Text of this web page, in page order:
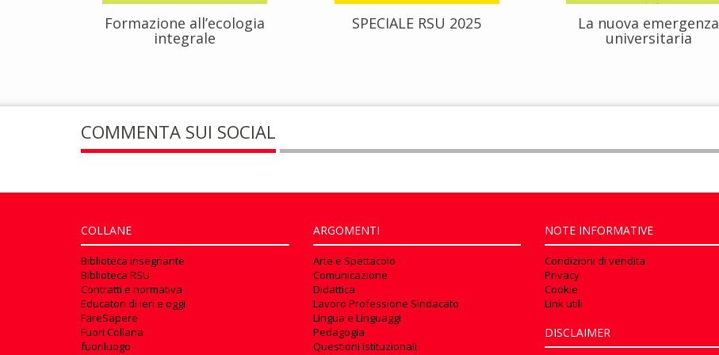
Formazione all’ecologia
integrale
SPECIALE RSU 2025 La nuova emergenza
universitaria
COMMENTA SUI SOCIAL
COLLANE
Biblioteca insegnante
Biblioteca RSU
Contratti e normativa
Educatori di ieri e oggi
FareSapere
Fuori Collana
fuoriluogo
ARGOMENTI
Arte e Spettacolo
Comunicazione
Didattica
Lavoro Professione Sindacato
Lingua e Linguaggi
Pedagogia
Questioni istituzionali
NOTE INFORMATIVE
Condizioni di vendita
Privacy
Cookie
Link utili
DISCLAIMER